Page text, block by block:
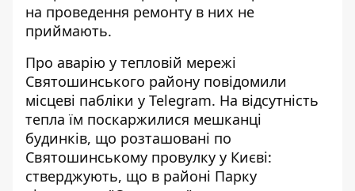
на проведення ремонту в них не
приймають.
Про аварію у тепловій мережі
Святошинського району повідомили
місцеві пабліки у Telegram. На відсутність
тепла їм поскаржилися мешканці
будинків, що розташовані по
Святошинському провулку у Києві:
стверджують, що в районі Парку